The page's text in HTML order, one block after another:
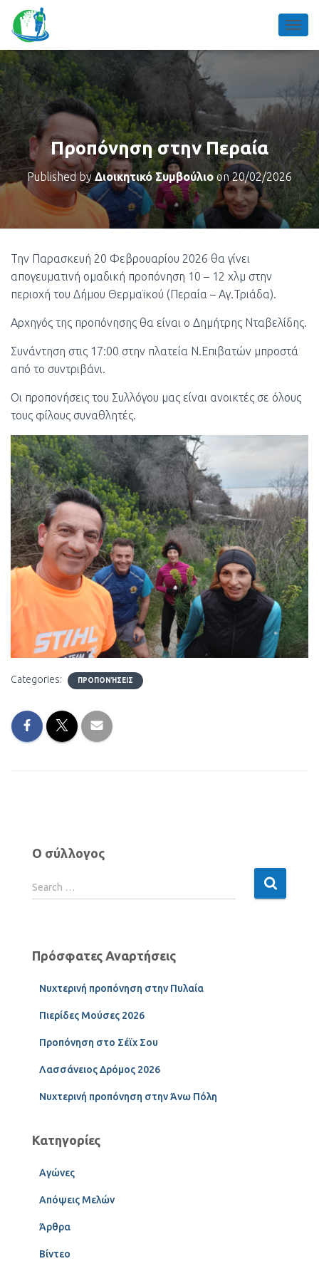
Προπόνηση στην Περαία
Published byΔιοικητικό Συμβούλιοon20/02/2026
Την Παρασκευή 20 Φεβρουαρίου 2026 θα γίνει
απογευματινή ομαδική προπόνηση 10 – 12 χλμ στην
περιοχή του Δήμου Θερμαϊκού (Περαία – Αγ.Τριάδα).
Αρχηγός της προπόνησης θα είναι ο Δημήτρης Νταβελίδης.
Συνάντηση στις 17:00 στην πλατεία Ν.Επιβατών μπροστά
από το συντριβάνι.
Οι προπονήσεις του Συλλόγου μας είναι ανοικτές σε όλους
τους φίλους συναθλητές.
Categories: ΠΡΟΠΟΝΉΣΕΙΣ
Ο σύλλογος
Search …
Πρόσφατες Αναρτήσεις
Νυχτερινή προπόνηση στην Πυλαία
Πιερίδες Μούσες 2026
Προπόνηση στο Σέϊχ Σου
Λασσάνειος Δρόμος 2026
Νυχτερινή προπόνηση στην Άνω Πόλη
Κατηγορίες
Αγώνες
Απόψεις Μελών
Άρθρα
Βίντεο